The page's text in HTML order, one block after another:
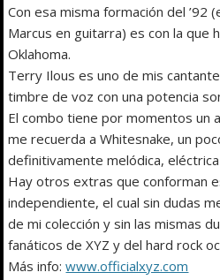
Con esa misma formación del ’92
Marcus en guitarra) es con la que
Oklahoma.
Terry Ilous es uno de mis
timbre de voz con una potencia
El combo tiene por momentos un
me recuerda a Whitesnake, un
definitivamente melódica,
Hay otros extras que conforman
independiente, el cual sin dudas
de mi colección y sin las mismas
fanáticos de XYZ y del hard rock
Más info:www.officialxyz.com